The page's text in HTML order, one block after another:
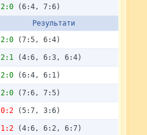
2:0(6:4, 7:6)
Результати
2:0(7:5, 6:4)
2:1(4:6, 6:3, 6:4)
2:0(6:4, 6:1)
2:0(7:6, 7:5)
0:2(5:7, 3:6)
1:2(4:6, 6:2, 6:7)